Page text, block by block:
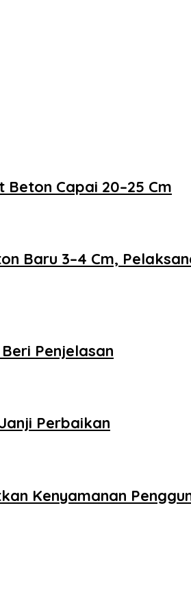
Capai 20–25 Cm
Baru 3–4 Cm,
Penjelasan
Perbaikan
Kenyamanan